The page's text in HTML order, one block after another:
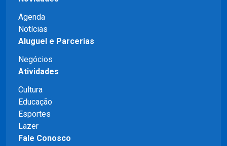
Agenda
Notícias
Aluguel e Parcerias
Negócios
Atividades
Cultura
Educação
Esportes
Lazer
Fale Conosco